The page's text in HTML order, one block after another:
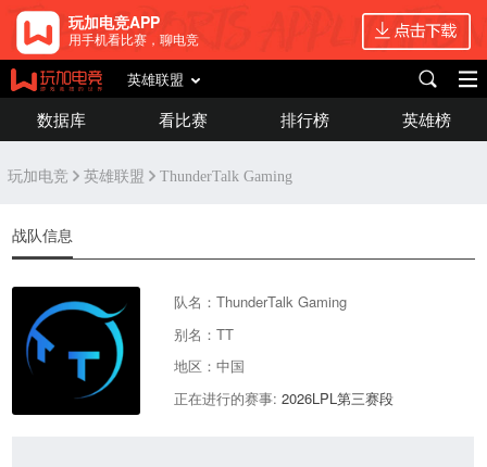
玩加电竞APP
用手机看比赛，聊电竞
英雄联盟
数据库 看比赛 排行榜 英雄榜
玩加电竞 英雄联盟 ThunderTalk Gaming
战队信息
队名：ThunderTalk Gaming
别名：TT
地区：中国
正在进行的赛事:2026LPL第三赛段